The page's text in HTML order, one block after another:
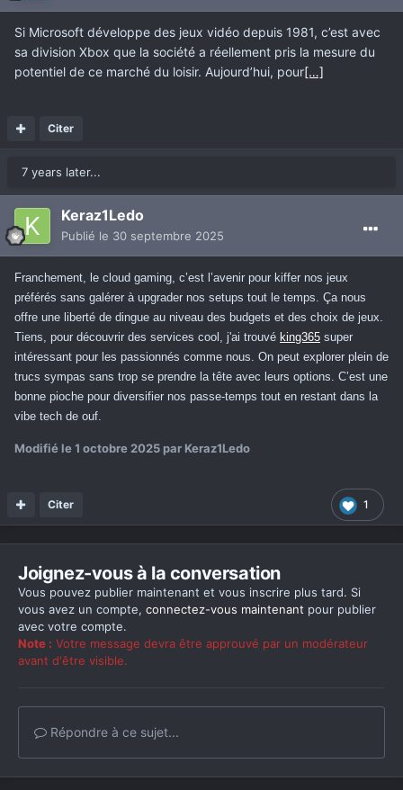
Si Microsoft développe des jeux vidéo depuis 1981, c’est avec
sa division Xbox que la société a réellement pris la mesure du
potentiel de ce marché du loisir. Aujourd’hui, pour[…]
Citer
7 years later...
Keraz1Ledo
Publié le 30 septembre 2025
Franchement, le cloud gaming, c’est l’avenir pour kiffer nos jeux
préférés sans galérer à upgrader nos setups tout le temps. Ça nous
offre une liberté de dingue au niveau des budgets et des choix de jeux.
Tiens, pour découvrir des services cool, j'ai trouvé king365 super
intéressant pour les passionnés comme nous. On peut explorer plein de
trucs sympas sans trop se prendre la tête avec leurs options. C’est une
bonne pioche pour diversifier nos passe-temps tout en restant dans la
vibe tech de ouf.
Modifiéle 1 octobre 2025par Keraz1Ledo
1
Citer
Joignez-vous à la conversation
Vous pouvez publier maintenant et vous inscrire plus tard. Si
vous avez un compte, connectez-vous maintenant pour publier
avec votre compte.
Note : Votre message devra être approuvé par un modérateur
avant d'être visible.
Répondre à ce sujet...